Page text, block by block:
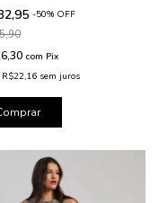
-50% OFF
com Pix
R$22,16 sem juros